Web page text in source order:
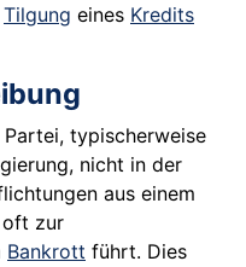
Tilgung eines Kredits
typischerweise
nicht in der
aus einem
oft zur
Bankrott führt. Dies